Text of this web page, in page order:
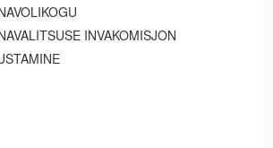
INVAKOMISJON